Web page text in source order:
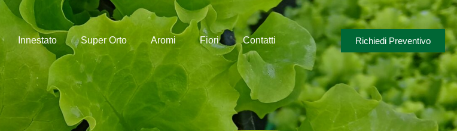
Innestato Super Orto Aromi Fiori Contatti Richiedi Preventivo